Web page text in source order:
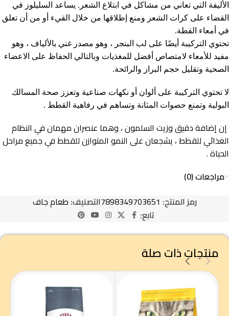
الأليفة التي تعاني من مشاكل في ابتلاع الشعر. يساعد السليلوز في
القضاء على كرات الشعر ومنع إطلاقها من خلال القيء أو من أن تعلق
في أمعاء القطة.
تحتوي التركيبة أيضًا على لب البنجر ، وهو مصدر غني بالألياف ، وهو
مفيد للأمعاء لامتصاص أفضل للمغذيات وبالتالي الحفاظ على الاعضاء
الصحية وتقليل حجم البراز والرائحة.
لا تحتوي التركيبة على ألوان أو نكهات صناعية وتعزز صحة المسالك
البولية وتمنع حصوات المثانة وتساهم في رفاهية القطط .
إن إضافة دقيق وزيت السلمون ، وهما عنصران مهمان في النظام
الغذائي للقطط ، يشجعان على النمو المتوازن للقطط في جميع مراحل
الحياة .
مراجعات (0)
رمز المنتج: 7898349703651التصنيف: طعام جاف
تابع:
منتجات ذات صلة